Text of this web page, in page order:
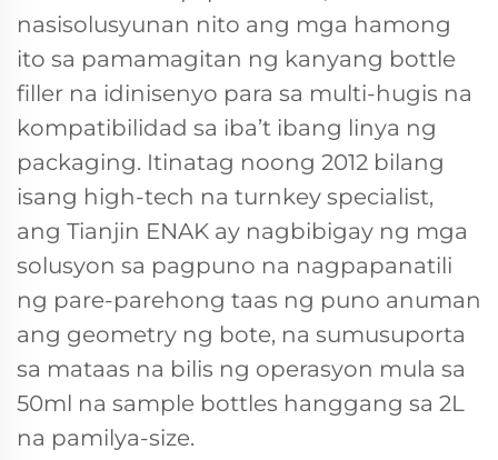
nasisolusyunan nito ang mga hamong
ito sa pamamagitan ng kanyang bottle
filler na idinisenyo para sa multi-hugis na
kompatibilidad sa iba’t ibang linya ng
packaging. Itinatag noong 2012 bilang
isang high-tech na turnkey specialist,
ang Tianjin ENAK ay nagbibigay ng mga
solusyon sa pagpuno na nagpapanatili
ng pare-parehong taas ng puno anuman
ang geometry ng bote, na sumusuporta
sa mataas na bilis ng operasyon mula sa
50ml na sample bottles hanggang sa 2L
na pamilya-size.